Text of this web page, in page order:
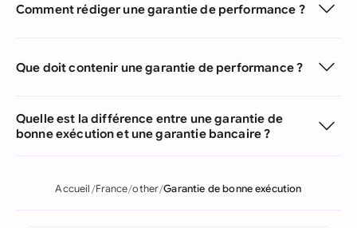
Comment rédiger une garantie de performance ?
Que doit contenir une garantie de performance ?
Quelle est la différence entre une garantie de
bonne exécution et une garantie bancaire ?
Accueil France other Garantie de bonne exécution